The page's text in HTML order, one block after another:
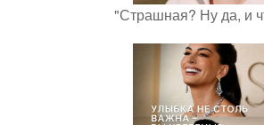
"Страшная? Ну да, и